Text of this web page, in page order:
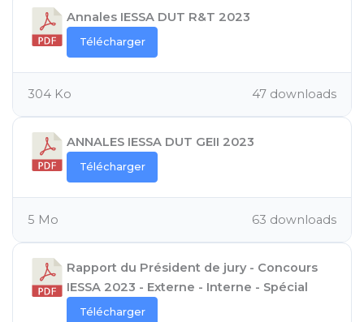
Annales IESSA DUT R&T 2023
Télécharger
47 downloads
304 Ko
ANNALES IESSA DUT GEII 2023
Télécharger
63 downloads
5 Mo
Rapport du Président de jury - Concours
IESSA 2023 - Externe - Interne - Spécial
Télécharger